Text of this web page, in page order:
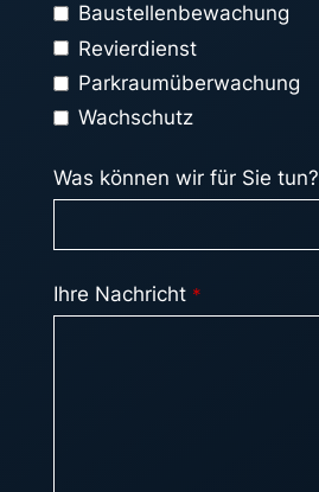
Baustellenbewachung
Revierdienst
Parkraumüberwachung
Wachschutz
Was können wir für Sie tun?
Ihre Nachricht *